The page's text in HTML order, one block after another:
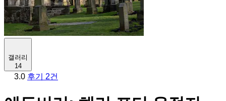
갤러리
14
3.0 후기 2건